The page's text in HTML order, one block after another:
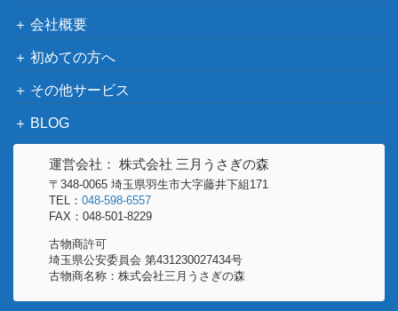
会社概要
初めての方へ
その他サービス
BLOG
運営会社： 株式会社 三月うさぎの森
〒348-0065 埼玉県羽生市大字藤井下組171
TEL： 048-598-6557
FAX：048-501-8229
古物商許可
埼玉県公安委員会 第431230027434号
古物商名称：株式会社三月うさぎの森